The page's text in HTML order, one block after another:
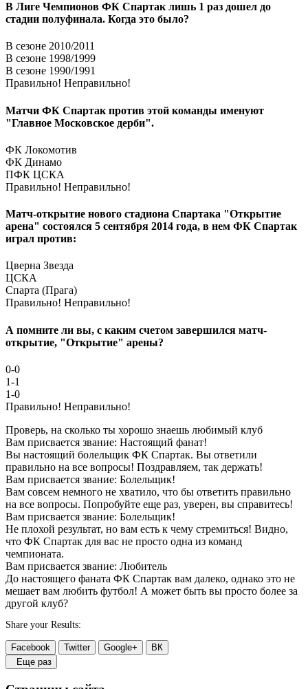
В Лиге Чемпионов ФК Спартак лишь 1 раз дошел до
стадии полуфинала. Когда это было?
В сезоне 2010/2011
В сезоне 1998/1999
В сезоне 1990/1991
Правильно! Неправильно!
Матчи ФК Спартак против этой команды именуют
"Главное Московское дерби".
ФК Локомотив
ФК Динамо
ПФК ЦСКА
Правильно! Неправильно!
Матч-открытие нового стадиона Спартака "Открытие
арена" состоялся 5 сентября 2014 года, в нем ФК Спартак
играл против:
Цверна Звезда
ЦСКА
Спарта (Прага)
Правильно! Неправильно!
А помните ли вы, с каким счетом завершился матч-
открытие, "Открытие" арены?
0-0
1-1
1-0
Правильно! Неправильно!
Проверь, на сколько ты хорошо знаешь любимый клуб
Вам присвается звание: Настоящий фанат!
Вы настоящий болельщик ФК Спартак. Вы ответили
правильно на все вопросы! Поздравляем, так держать!
Вам присвается звание: Болельщик!
Вам совсем немного не хватило, что бы ответить правильно
на все вопросы. Попробуйте еще раз, уверен, вы справитесь!
Вам присвается звание: Болельщик!
Не плохой результат, но вам есть к чему стремиться! Видно,
что ФК Спартак для вас не просто одна из команд
чемпионата.
Вам присвается звание: Любитель
До настоящего фаната ФК Спартак вам далеко, однако это не
мешает вам любить футбол! А может быть вы просто более за
другой клуб?
Share your Results:
Facebook Twitter Google+
ВК
Еще раз